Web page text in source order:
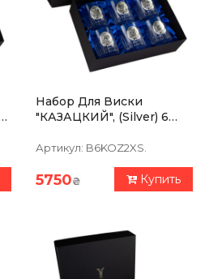
Набор Для Виски
"КАЗАЦКИЙ", (silver) 6
Хрусталь, Изображение
Артикул: B6KOZ2XS.
5750₴ Купить